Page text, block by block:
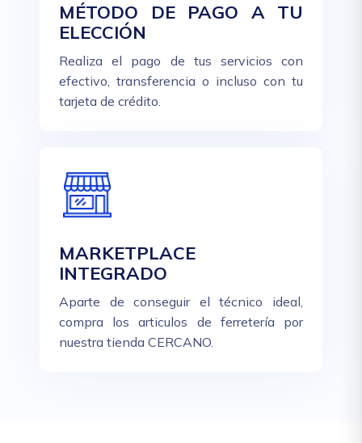
MÉTODO DE PAGO A TU
ELECCIÓN
Realiza el pago de tus servicios con
efectivo, transferencia o incluso con tu
tarjeta de crédito.
MARKETPLACE
INTEGRADO
Aparte de conseguir el técnico ideal,
compra los articulos de ferretería por
nuestra tienda CERCANO.